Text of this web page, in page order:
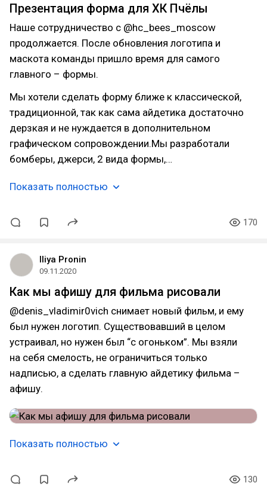
Презентация форма для ХК Пчёлы
Наше сотрудничество с @hc_bees_moscow
продолжается. После обновления логотипа и
маскота команды пришло время для самого
главного – формы.
Мы хотели сделать форму ближе к классической,
традиционной, так как сама айдетика достаточно
дерзкая и не нуждается в дополнительном
графическом сопровождении.Мы разработали
бомберы, джерси, 2 вида формы,…
Показать полностью
170
Iliya Pronin
09.11.2020
Как мы афишу для фильма рисовали
@denis_vladimir0vich снимает новый фильм, и ему
был нужен логотип. Существовавший в целом
устраивал, но нужен был “с огоньком”. Мы взяли
на себя смелость, не ограничиться только
надписью, а сделать главную айдетику фильма –
афишу.
Показать полностью
130